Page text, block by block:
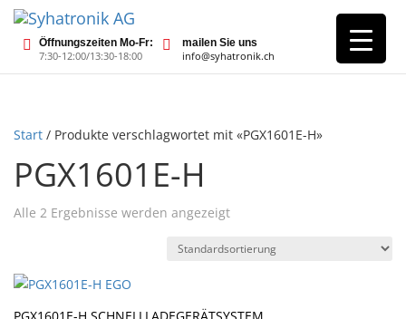
Öffnungszeiten Mo-Fr:
7:30-12:00/13:30-18:00
mailen Sie uns
info@syhatronik.ch
Start / Produkte verschlagwortet mit «PGX1601E-H»
PGX1601E-H
Alle 2 Ergebnisse werden angezeigt